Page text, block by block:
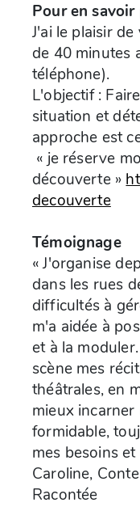
Pour en savoir
J'ai le plaisir
de 40 minutes
téléphone).
L'objectif :
situation et
approche est
« je réserve
découverte »
decouverte
Témoignage
« J'organise
dans les rues
difficultés à
m'a aidée à
et à la
scène mes
théâtrales, en
mieux incarner
formidable,
mes besoins et
Caroline,
Racontée